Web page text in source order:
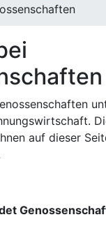
auf dieser